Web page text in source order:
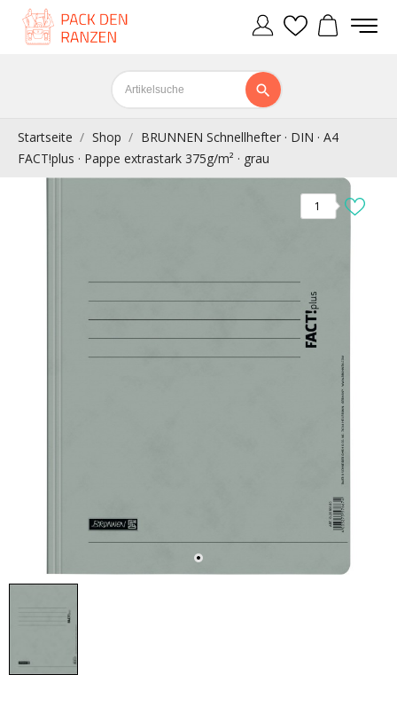
Startseite Shop
BRUNNEN Schnellhefter · DIN · A4
FACT!plus · Pappe extrastark 375g/m² · grau
1